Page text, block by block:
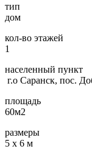
тип
дом
кол-во этажей
1
населенный пункт
г.о Саранск, пос.
площадь
60м2
размеры
5 х 6 м